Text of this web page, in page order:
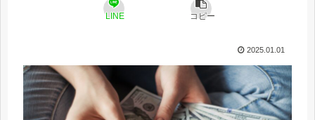
LINE コピー
2025.01.01